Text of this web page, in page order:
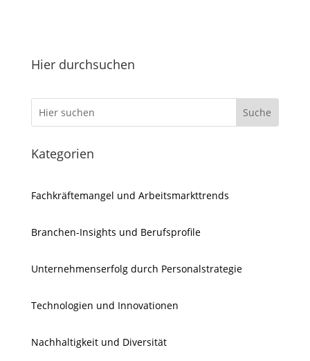
Hier durchsuchen
Kategorien
Fachkräftemangel und Arbeitsmarkttrends
Branchen-Insights und Berufsprofile
Unternehmenserfolg durch Personalstrategie
Technologien und Innovationen
Nachhaltigkeit und Diversität